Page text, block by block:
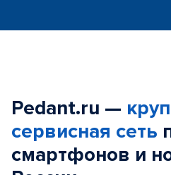
Pedant.ru —
сервисная сеть
смартфонов и